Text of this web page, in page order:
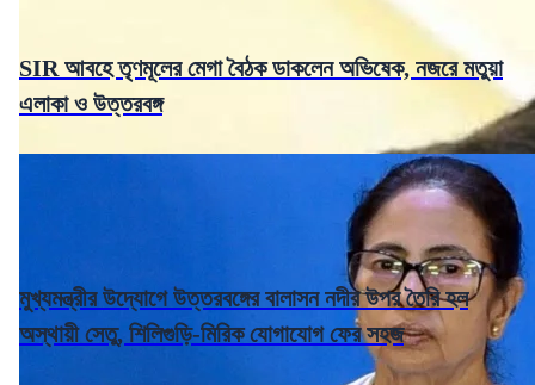
SIR আবহে তৃণমূলের মেগা বৈঠক ডাকলেন অভিষেক, নজরে মতুয়া
এলাকা ও উত্তরবঙ্গ
মুখ্যমন্ত্রীর উদ্যোগে উত্তরবঙ্গের বালাসন নদীর উপর তৈরি হল
অস্থায়ী সেতু, শিলিগুড়ি-মিরিক যোগাযোগ ফের সহজ